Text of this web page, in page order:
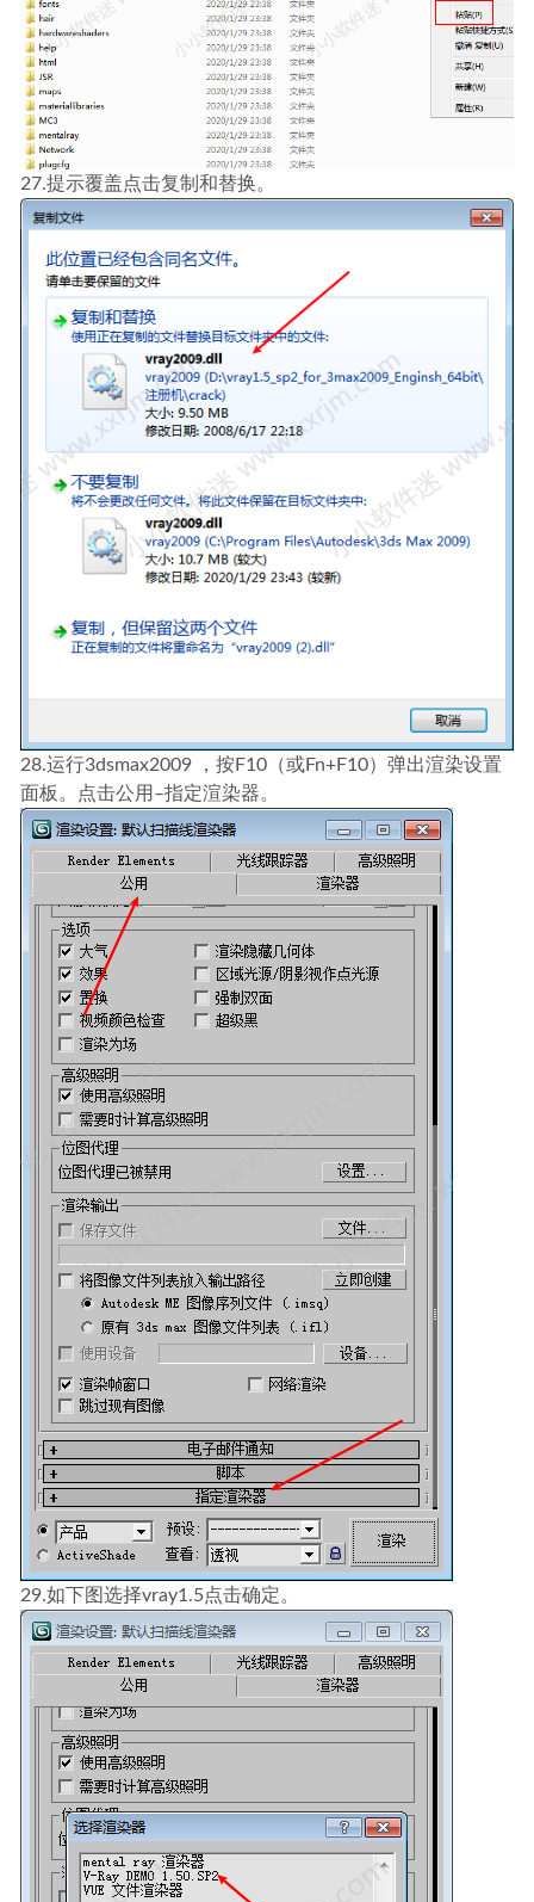
27.提示覆盖点击复制和替换。
28.运行3dsmax2009 ，按F10（或Fn+F10）弹出渲染设置
面板。点击公用–指定渲染器。
29.如下图选择vray1.5点击确定。